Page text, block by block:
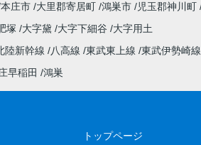
本庄市 大里郡寄居町 鴻巣市 児玉郡神川町
塚 大字黛 大字下細谷
大字用土
陸新幹線 八高線 東武東上線 東武伊勢崎線
早稲田 鴻巣
トップページ